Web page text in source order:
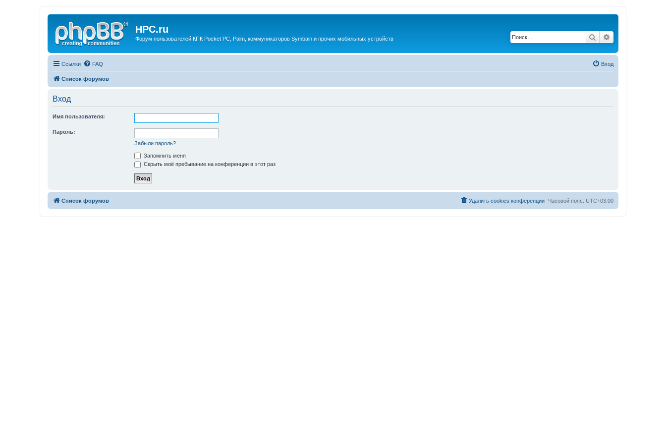
HPC.ru
Форум пользователей КПК Pocket PC, Palm, коммуникаторов Symbain и прочих мобильных устройств Поиск
Ссылки FAQ Вход
Список форумов
Вход
Имя пользователя:
Пароль:
Забыли пароль?
Запомнить меня
Скрыть моё пребывание на конференции в этот раз
Список форумов Часовой пояс: UTC+03:00
Удалить cookies конференции